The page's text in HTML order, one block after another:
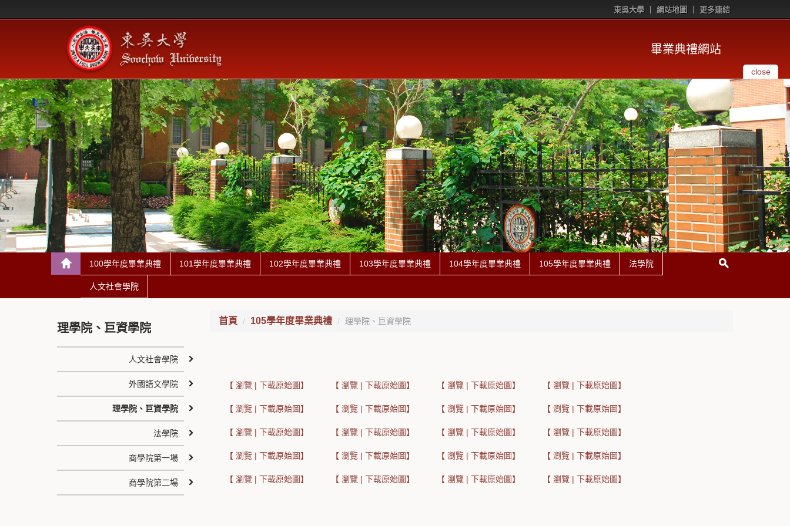
東吳大學 網站地圖 更多連結
畢業典禮網站
close
100學年度畢業典禮 101學年度畢業典禮 102學年度畢業典禮 103學年度畢業典禮 104學年度畢業典禮 105學年度畢業典禮 法學院
人文社會學院
首頁 105學年度畢業典禮 理學院、巨資學院
【 瀏覽 | 下載原始圖】 【 瀏覽 | 下載原始圖】 【 瀏覽 | 下載原始圖】 【 瀏覽 | 下載原始圖】
【 瀏覽 | 下載原始圖】 【 瀏覽 | 下載原始圖】 【 瀏覽 | 下載原始圖】 【 瀏覽 | 下載原始圖】
【 瀏覽 | 下載原始圖】 【 瀏覽 | 下載原始圖】 【 瀏覽 | 下載原始圖】 【 瀏覽 | 下載原始圖】
【 瀏覽 | 下載原始圖】 【 瀏覽 | 下載原始圖】 【 瀏覽 | 下載原始圖】 【 瀏覽 | 下載原始圖】
【 瀏覽 | 下載原始圖】 【 瀏覽 | 下載原始圖】 【 瀏覽 | 下載原始圖】 【 瀏覽 | 下載原始圖】
理學院、巨資學院
人文社會學院
外國語文學院
理學院、巨資學院
法學院
商學院第一場
商學院第二場